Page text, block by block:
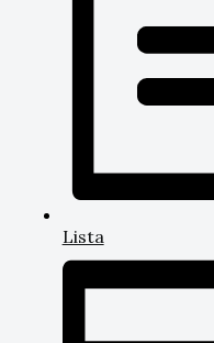
Lista